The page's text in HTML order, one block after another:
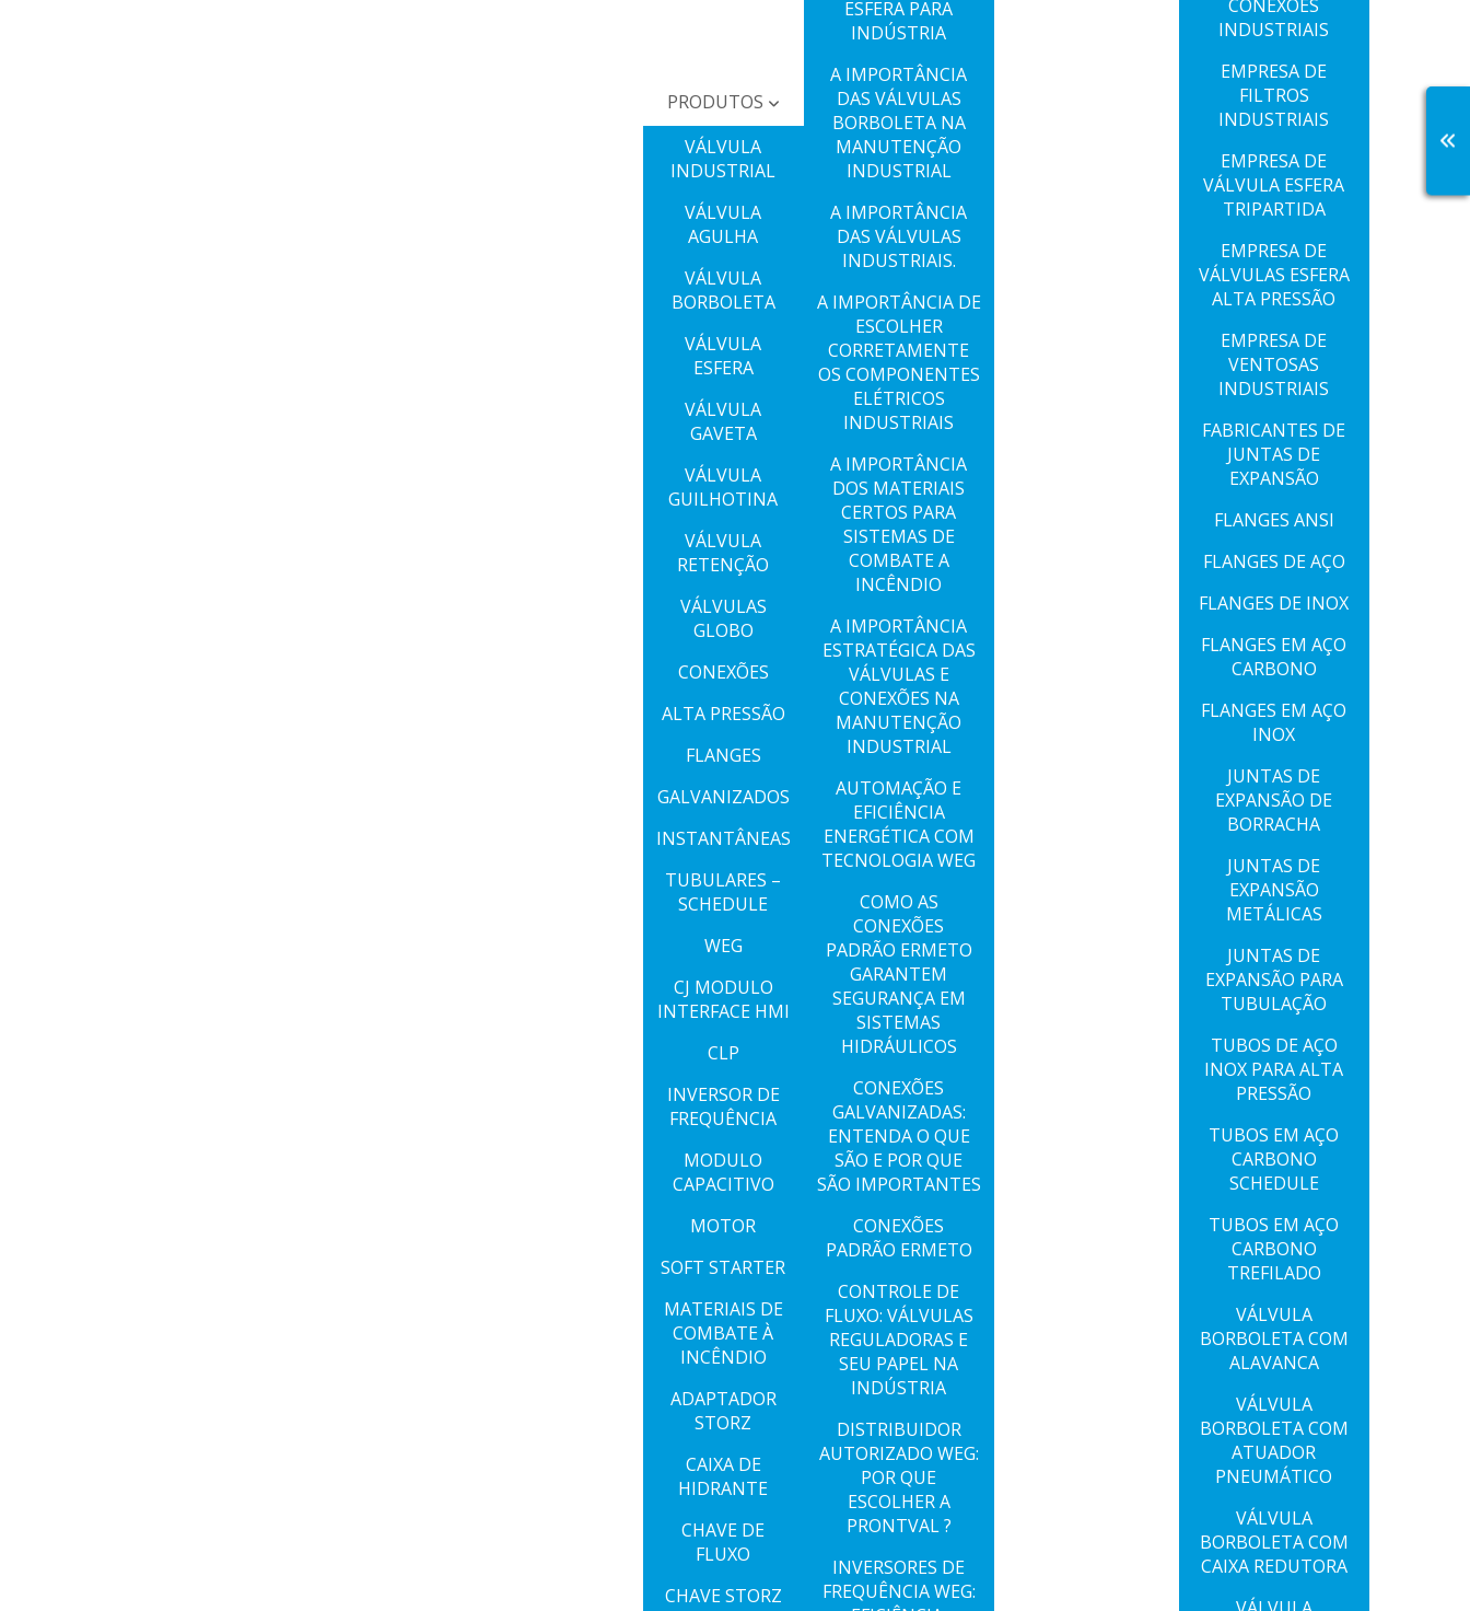
PRODUTOS
VÁLVULA
INDUSTRIAL
VÁLVULA
AGULHA
VÁLVULA
BORBOLETA
VÁLVULA
ESFERA
VÁLVULA
GAVETA
VÁLVULA
GUILHOTINA
VÁLVULA
RETENÇÃO
VÁLVULAS
GLOBO
CONEXÕES
ALTA PRESSÃO
FLANGES
GALVANIZADOS
INSTANTÂNEAS
TUBULARES –
SCHEDULE
WEG
CJ MODULO
INTERFACE HMI
CLP
INVERSOR DE
FREQUÊNCIA
MODULO
CAPACITIVO
MOTOR
SOFT STARTER
MATERIAIS DE
COMBATE À
INCÊNDIO
ADAPTADOR
STORZ
CAIXA DE
HIDRANTE
CHAVE DE
FLUXO
CHAVE STORZ
ESFERA PARA
INDÚSTRIA
A IMPORTÂNCIA
DAS VÁLVULAS
BORBOLETA NA
MANUTENÇÃO
INDUSTRIAL
A IMPORTÂNCIA
DAS VÁLVULAS
INDUSTRIAIS.
A IMPORTÂNCIA DE
ESCOLHER
CORRETAMENTE
OS COMPONENTES
ELÉTRICOS
INDUSTRIAIS
A IMPORTÂNCIA
DOS MATERIAIS
CERTOS PARA
SISTEMAS DE
COMBATE A
INCÊNDIO
A IMPORTÂNCIA
ESTRATÉGICA DAS
VÁLVULAS E
CONEXÕES NA
MANUTENÇÃO
INDUSTRIAL
AUTOMAÇÃO E
EFICIÊNCIA
ENERGÉTICA COM
TECNOLOGIA WEG
COMO AS
CONEXÕES
PADRÃO ERMETO
GARANTEM
SEGURANÇA EM
SISTEMAS
HIDRÁULICOS
CONEXÕES
GALVANIZADAS:
ENTENDA O QUE
SÃO E POR QUE
SÃO IMPORTANTES
CONEXÕES
PADRÃO ERMETO
CONTROLE DE
FLUXO: VÁLVULAS
REGULADORAS E
SEU PAPEL NA
INDÚSTRIA
DISTRIBUIDOR
AUTORIZADO WEG:
POR QUE
ESCOLHER A
PRONTVAL ?
INVERSORES DE
FREQUÊNCIA WEG:
CONEXÕES
INDUSTRIAIS
EMPRESA DE
FILTROS
INDUSTRIAIS
EMPRESA DE
VÁLVULA ESFERA
TRIPARTIDA
EMPRESA DE
VÁLVULAS ESFERA
ALTA PRESSÃO
EMPRESA DE
VENTOSAS
INDUSTRIAIS
FABRICANTES DE
JUNTAS DE
EXPANSÃO
FLANGES ANSI
FLANGES DE AÇO
FLANGES DE INOX
FLANGES EM AÇO
CARBONO
FLANGES EM AÇO
INOX
JUNTAS DE
EXPANSÃO DE
BORRACHA
JUNTAS DE
EXPANSÃO
METÁLICAS
JUNTAS DE
EXPANSÃO PARA
TUBULAÇÃO
TUBOS DE AÇO
INOX PARA ALTA
PRESSÃO
TUBOS EM AÇO
CARBONO
SCHEDULE
TUBOS EM AÇO
CARBONO
TREFILADO
VÁLVULA
BORBOLETA COM
ALAVANCA
VÁLVULA
BORBOLETA COM
ATUADOR
PNEUMÁTICO
VÁLVULA
BORBOLETA COM
CAIXA REDUTORA